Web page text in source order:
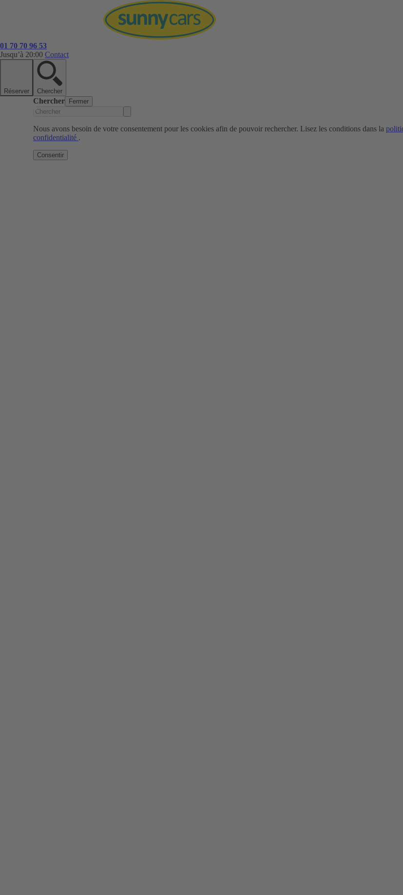
01 70 70 96 53
Jusqu’à 20:00 Contact
Réserver Chercher
Chercher Fermer
Nous avons besoin de votre consentement pour les cookies afin de pouvoir rechercher. Lisez les conditions dans la
confidentialité .
Consentir